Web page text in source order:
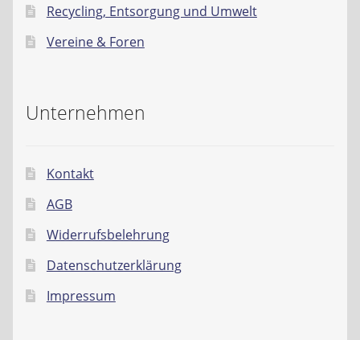
Recycling, Entsorgung und Umwelt
Vereine & Foren
Unternehmen
Kontakt
AGB
Widerrufsbelehrung
Datenschutzerklärung
Impressum